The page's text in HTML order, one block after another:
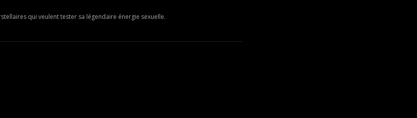
qui veulent tester sa légendaire énergie sexuelle.